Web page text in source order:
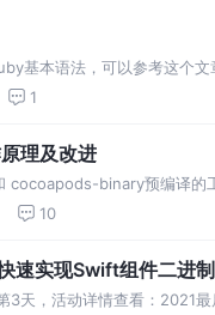
基本语法，可以参考这个
1
理及改进
binary预编译的
10
速实现Swift组件二进制
3天，活动详情查看：2021